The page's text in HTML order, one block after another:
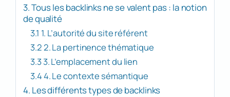
3. Tous les backlinks ne se valent pas : la notion
de qualité
3.1 1. L’autorité du site référent
3.2 2. La pertinence thématique
3.3 3. L’emplacement du lien
3.4 4. Le contexte sémantique
4. Les différents types de backlinks